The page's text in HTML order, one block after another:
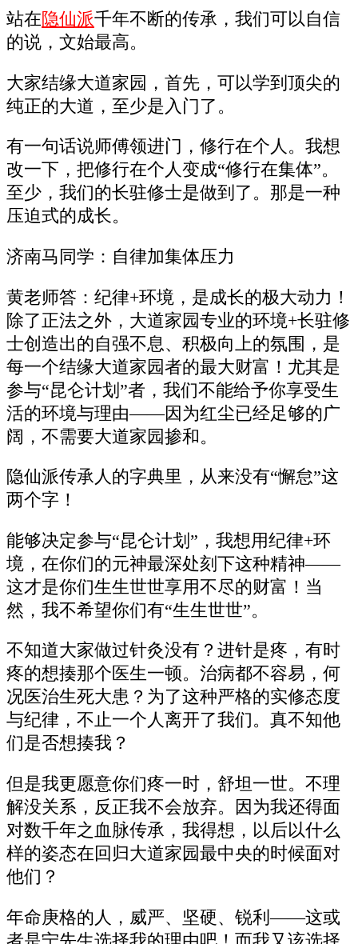
站在隐仙派千年不断的传承，我们可以自信
的说，文始最高。
大家结缘大道家园，首先，可以学到顶尖的
纯正的大道，至少是入门了。
有一句话说师傅领进门，修行在个人。我想
改一下，把修行在个人变成“修行在集体”。
至少，我们的长驻修士是做到了。那是一种
压迫式的成长。
济南马同学：自律加集体压力
黄老师答：纪律+环境，是成长的极大动力！
除了正法之外，大道家园专业的环境+长驻修
士创造出的自强不息、积极向上的氛围，是
每一个结缘大道家园者的最大财富！尤其是
参与“昆仑计划”者，我们不能给予你享受生
活的环境与理由――因为红尘已经足够的广
阔，不需要大道家园掺和。
隐仙派传承人的字典里，从来没有“懈怠”这
两个字！
能够决定参与“昆仑计划”，我想用纪律+环
境，在你们的元神最深处刻下这种精神――
这才是你们生生世世享用不尽的财富！当
然，我不希望你们有“生生世世”。
不知道大家做过针灸没有？进针是疼，有时
疼的想揍那个医生一顿。治病都不容易，何
况医治生死大患？为了这种严格的实修态度
与纪律，不止一个人离开了我们。真不知他
们是否想揍我？
但是我更愿意你们疼一时，舒坦一世。不理
解没关系，反正我不会放弃。因为我还得面
对数千年之血脉传承，我得想，以后以什么
样的姿态在回归大道家园最中央的时候面对
他们？
年命庚格的人，威严、坚硬、锐利――这或